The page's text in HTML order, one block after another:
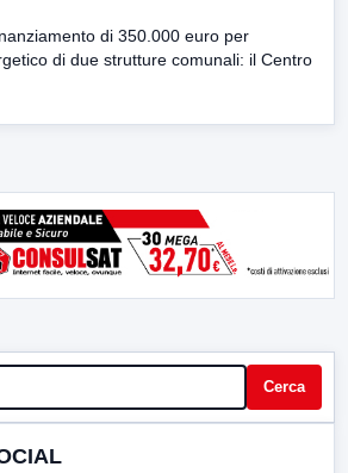
di 350.000 euro per
di due strutture comunali: il Centro
Cerca